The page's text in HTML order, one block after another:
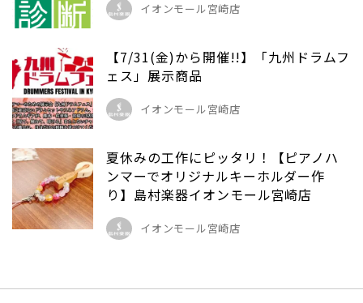
イオンモール宮崎店
【7/31(金)から開催!!】「九州ドラムフ
ェス」展示商品
イオンモール宮崎店
夏休みの工作にピッタリ！【ピアノハ
ンマーでオリジナルキーホルダー作
り】島村楽器イオンモール宮崎店
イオンモール宮崎店